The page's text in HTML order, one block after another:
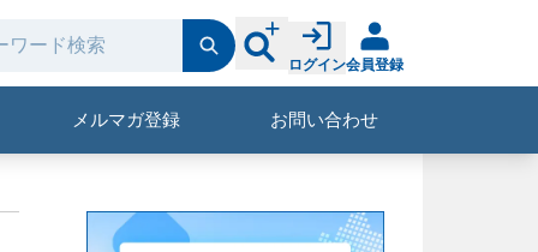
ログイン会員登録
メルマガ登録 お問い合わせ